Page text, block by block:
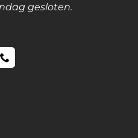
gesloten.